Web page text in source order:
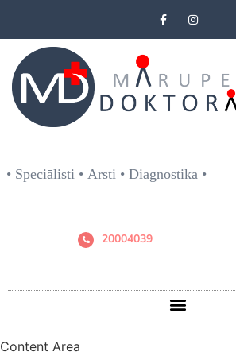
• Speciālisti • Ārsti • Diagnostika •
20004039
Content Area